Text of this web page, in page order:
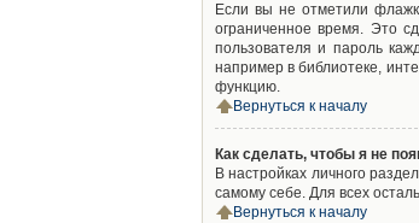
Если вы не отметили
ограниченное время. Это
пользователя и пароль
например в библиотеке,
функцию.
Вернуться к началу
Как сделать, чтобы я не
В настройках личного
самому себе. Для всех
Вернуться к началу